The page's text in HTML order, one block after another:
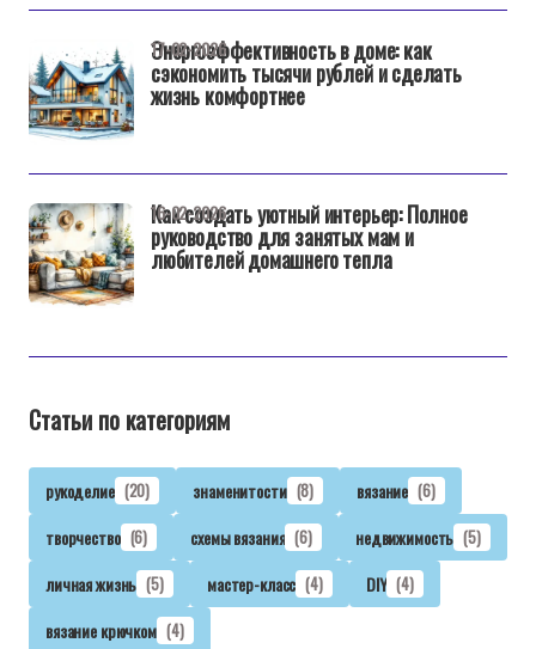
Энергоэффективность в доме: как
сэкономить тысячи рублей и сделать
жизнь комфортнее
17-02-2026
Как создать уютный интерьер: Полное
руководство для занятых мам и
любителей домашнего тепла
16-02-2026
Статьи по категориям
рукоделие (20) знаменитости (8) вязание (6)
творчество (6) схемы вязания (6) недвижимость (5)
личная жизнь (5) мастер-класс (4) DIY (4)
вязание крючком (4)